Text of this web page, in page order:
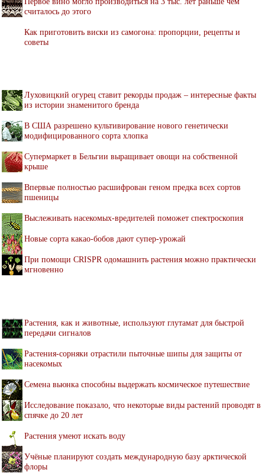
считалось до этого
Как приготовить виски из самогона: пропорции, рецепты и
советы
Луховицкий огурец ставит рекорды продаж – интересные факты
из истории знаменитого бренда
В США разрешено культивирование нового генетически
модифицированного сорта хлопка
Супермаркет в Бельгии выращивает овощи на собственной
крыше
Впервые полностью расшифрован геном предка всех сортов
пшеницы
Выслеживать насекомых-вредителей поможет спектроскопия
Новые сорта какао-бобов дают супер-урожай
При помощи CRISPR одомашнить растения можно практически
мгновенно
Растения, как и животные, используют глутамат для быстрой
передачи сигналов
Растения-сорняки отрастили пыточные шипы для защиты от
насекомых
Семена вьюнка способны выдержать космическое путешествие
Исследование показало, что некоторые виды растений проводят в
спячке до 20 лет
Растения умеют искать воду
Учёные планируют создать международную базу арктической
флоры